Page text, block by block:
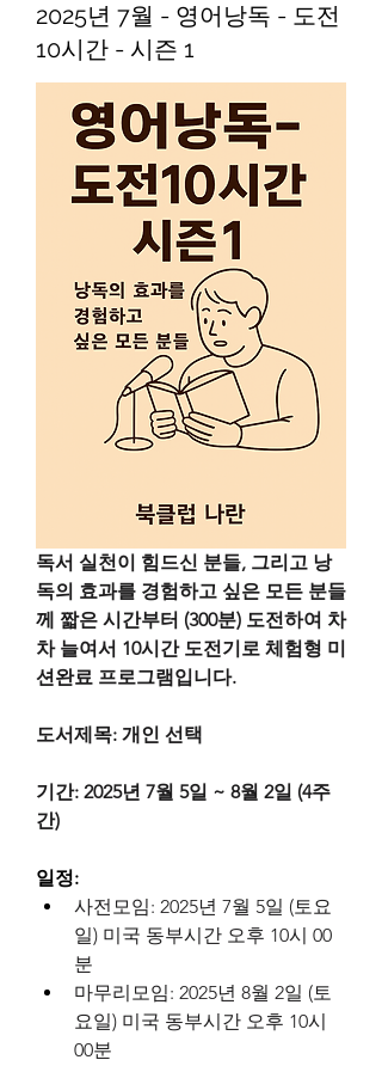
2025년 7월 - 영어낭독 - 도전
10시간 - 시즌 1
독서 실천이 힘드신 분들, 그리고 낭
독의 효과를 경험하고 싶은 모든 분들
께 짧은 시간부터 (300분) 도전하여 차
차 늘여서 10시간 도전기로 체험형 미
션완료 프로그램입니다.
도서제목: 개인 선택
기간: 2025년 7월 5일 ~ 8월 2일 (4주
간)
일정:
사전모임: 2025년 7월 5일 (토요
일) 미국 동부시간 오후 10시 00
분
마무리모임: 2025년 8월 2일 (토
요일) 미국 동부시간 오후 10시
00분